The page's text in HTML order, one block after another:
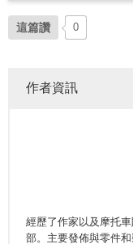
這篇讚 0
作者資訊
經歷了作家以及摩托
部。主要發佈與零件